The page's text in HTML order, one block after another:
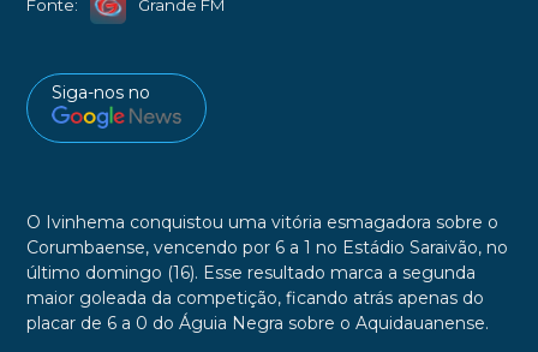
Fonte: Grande FM
Siga-nos no
O Ivinhema conquistou uma vitória esmagadora sobre o
Corumbaense, vencendo por 6 a 1 no Estádio Saraivão, no
último domingo (16). Esse resultado marca a segunda
maior goleada da competição, ficando atrás apenas do
placar de 6 a 0 do Águia Negra sobre o Aquidauanense.